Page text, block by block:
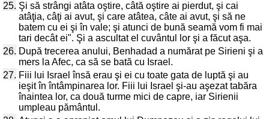
25. Şi să strângi atâta oştire, câtă oştire ai pierdut, şi cai
atâţia, câţi ai avut, şi care atâtea, câte ai avut, şi să ne
batem cu ei şi în vale; şi atunci de bună seamă vom fi mai
tari decât ei". Şi a ascultat el cuvântul lor şi a făcut aşa.
26. După trecerea anului, Benhadad a numărat pe Sirieni şi a
mers la Afec, ca să se bată cu Israel.
27. Fiii lui Israel însă erau şi ei cu toate gata de luptă şi au
ieşit în întâmpinarea lor. Fiii lui Israel şi-au aşezat tabăra
înaintea lor, ca două turme mici de capre, iar Sirienii
umpleau pământul.